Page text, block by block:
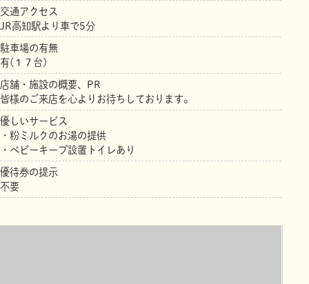
交通アクセス
JR高知駅より車で5分
駐車場の有無
有(１７台)
店舗・施設の概要、PR
皆様のご来店を心よりお待ちしております。
優しいサービス
・粉ミルクのお湯の提供
・ベビーキープ設置トイレあり
優待券の提示
不要